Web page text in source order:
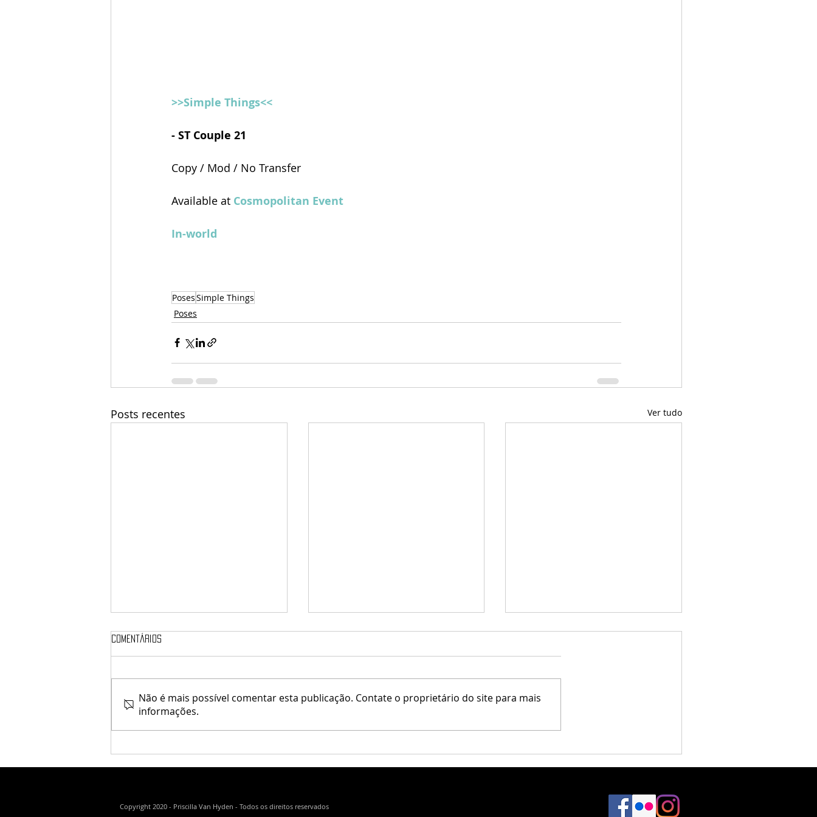
>>Simple Things<<
- ST Couple 21
Copy / Mod / No Transfer
Available at Cosmopolitan Event
In-world
PosesSimple Things
Poses
Posts recentes Ver tudo
♥ Simple Things ♥ ♥ Simple Things ♥
Comentários
Não é mais possível comentar esta publicação. Contate o proprietário do site para mais
informações.
Copyright 2020 - Priscilla Van Hyden - Todos os direitos reservados